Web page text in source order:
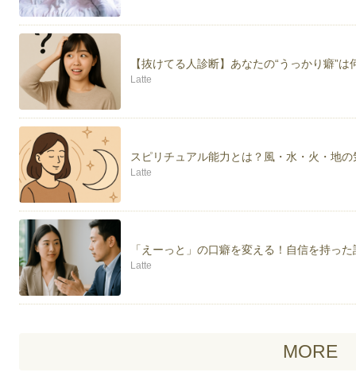
【抜けてる人診断】あなたの“うっかり癖”
Latte
スピリチュアル能力とは？風・水・火・地
Latte
「えーっと」の口癖を変える！自信を持っ
Latte
MORE